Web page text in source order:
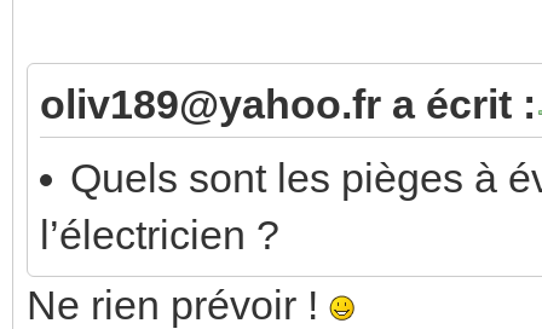
oliv189@yahoo.fr a écrit :
Quels sont les pièges à
l’électricien ?
Ne rien prévoir !